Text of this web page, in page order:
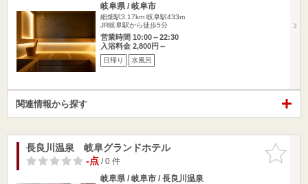
岐阜県 / 岐阜市
細畑駅3.17km 岐阜駅433m
JR岐阜駅から徒歩5分
営業時間 10:00～22:30
入浴料金 2,800円～
日帰り 水風呂
関連情報から探す
お気に入
りに追加
長良川温泉 岐阜グランドホテル
-点/ 0 件
岐阜県 / 岐阜市 / 長良川温泉